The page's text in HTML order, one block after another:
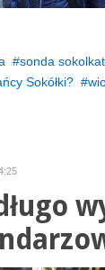
sonda
Sokółki?